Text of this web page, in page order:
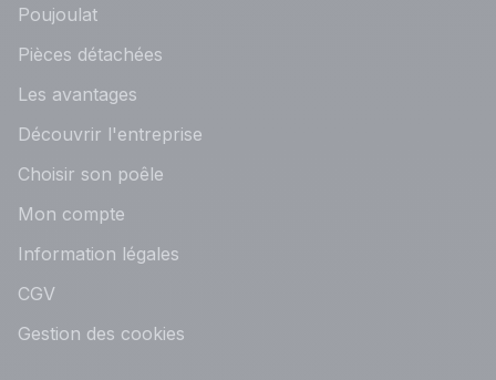
Poujoulat
Pièces détachées
Les avantages
Découvrir l'entreprise
Choisir son poêle
Mon compte
Information légales
CGV
Gestion des cookies